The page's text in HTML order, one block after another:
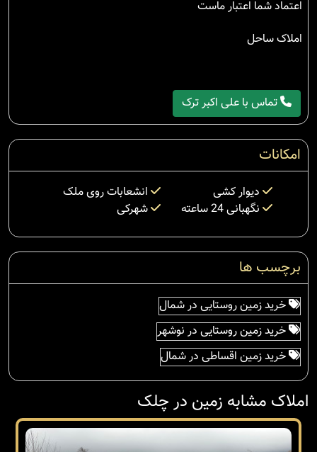
اعتماد شما اعتبار ماست
املاک ساحل
تماس با علی اکبر ترک
امکانات
دیوار کشی
انشعابات روی ملک
نگهبانی 24 ساعته
شهرکی
برچسب ها
خرید زمین روستایی در شمال
خرید زمین روستایی در نوشهر
خرید زمین اقساطی در شمال
املاک مشابه زمین در چلک